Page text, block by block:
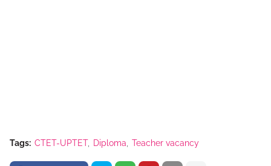
Tags: CTET-UPTET Diploma Teacher vacancy